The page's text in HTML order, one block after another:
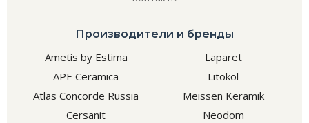
Производители и бренды
Ametis by Estima
APE Ceramica
Atlas Concorde Russia
Cersanit
Laparet
Litokol
Meissen Keramik
Neodom